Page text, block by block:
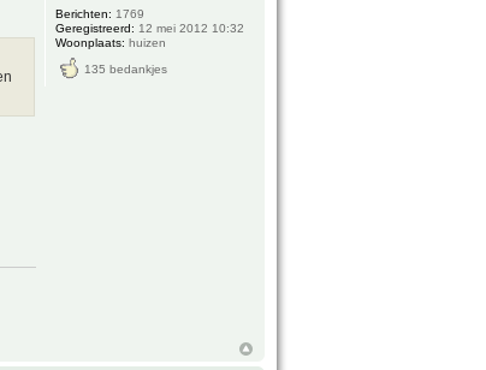
Berichten: 1769
Geregistreerd: 12 mei 2012 10:32
Woonplaats: huizen
135 bedankjes